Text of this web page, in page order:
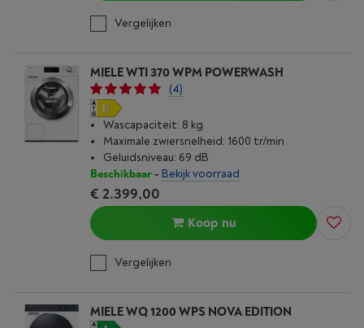
Vergelijken
MIELE WTI 370 WPM POWERWASH
(4)
Wascapaciteit: 8 kg
Maximale zwiersnelheid: 1600 tr/min
Geluidsniveau: 69 dB
Beschikbaar- Bekijk voorraad
€ 2.399,00
Koop nu
Vergelijken
MIELE WQ 1200 WPS NOVA EDITION